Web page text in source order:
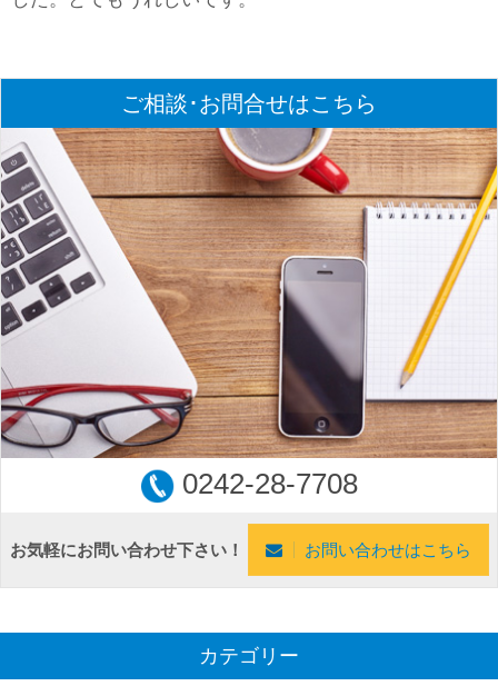
ご相談･お問合せはこちら
0242-28-7708
お気軽にお問い合わせ下さい！ お問い合わせはこちら
カテゴリー